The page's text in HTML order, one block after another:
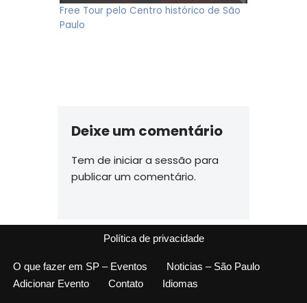
Free Tour pelo Centro histórico de São
Paulo
Deixe um comentário
Tem de iniciar a sessão para
publicar um comentário.
Política de privacidade
O que fazer em SP – Eventos
Noticias – São Paulo
Adicionar Evento
Contato Idiomas